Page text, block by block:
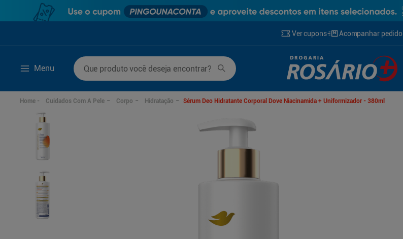
Ver cupons Acompanhar pedido
Menu
Que produto você deseja encontrar?
Cuidados Com A Pele Corpo Hidratação Sérum Deo Hidratante Corporal Dove Niacinamida + Uniformizador - 380ml
Termos mais buscados
rosuvastatina 20mg